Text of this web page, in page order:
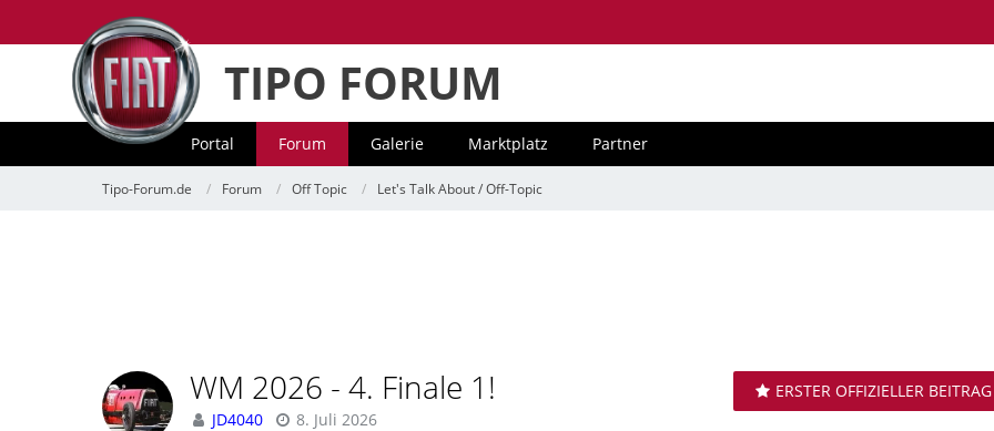
TIPO FORUM
Portal Forum Galerie Marktplatz Partner
Tipo-Forum.de Forum Off Topic Let's Talk About / Off-Topic
WM 2026 - 4. Finale 1!
JD4040 8. Juli 2026
ERSTER OFFIZIELLER BEITRAG